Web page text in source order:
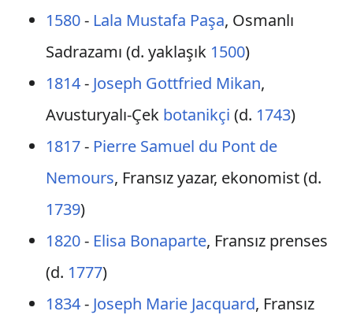
1580- Lala Mustafa Paşa, Osmanlı
Sadrazamı (d. yaklaşık 1500)
1814- Joseph Gottfried Mikan,
Avusturyalı-Çek botanikçi (d. 1743)
1817- Pierre Samuel du Pont de
Nemours, Fransız yazar, ekonomist (d.
1739)
1820- Elisa Bonaparte, Fransız prenses
(d. 1777)
1834- Joseph Marie Jacquard, Fransız